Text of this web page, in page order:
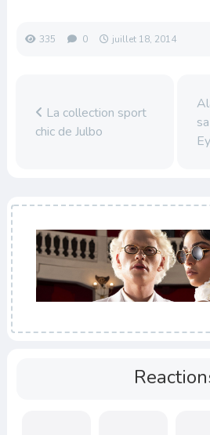
335 0 juillet 18, 2014
La collection sport
chic de Julbo